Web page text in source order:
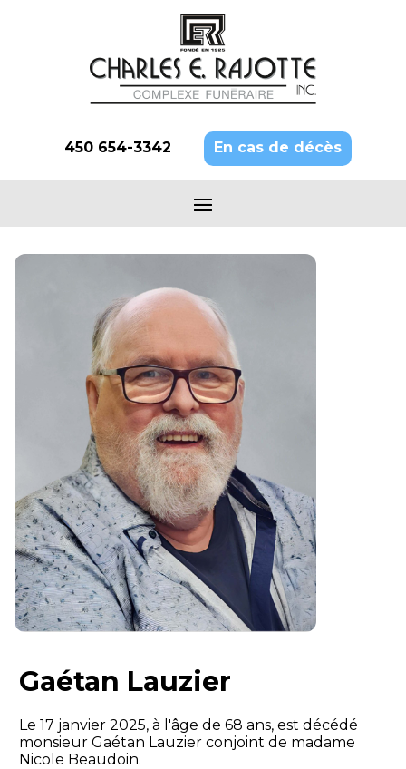
450 654-3342 En cas de décès
Gaétan Lauzier
Le 17 janvier 2025, à l'âge de 68 ans, est décédé
monsieur Gaétan Lauzier conjoint de madame
Nicole Beaudoin.